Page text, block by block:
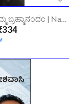
ಒಂದೊಳ್ಳೆ ಮಾತು
ಭಾಗ 5 |
₹250
ನಾನು ನಿಮ್ಮ ಬ್ರಹ್ಮಾನಂದಂ | Nanu Nimma Brahmanandam